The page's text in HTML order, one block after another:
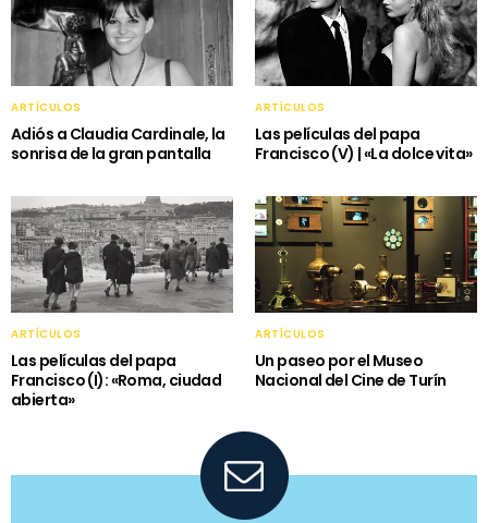
ARTÍCULOS
Adiós a Claudia Cardinale, la
sonrisa de la gran pantalla
ARTÍCULOS
Las películas del papa
Francisco (V) | «La dolce vita»
ARTÍCULOS
Las películas del papa
Francisco (I): «Roma, ciudad
abierta»
ARTÍCULOS
Un paseo por el Museo
Nacional del Cine de Turín